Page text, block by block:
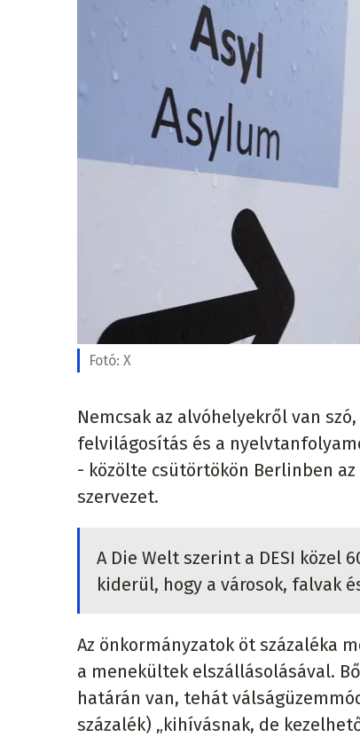
Fotó: X
Nemcsak az alvóhelyekről van
felvilágosítás és a
- közölte csütörtökön Berlinben
szervezet.
A Die Welt szerint a DESI
kiderül, hogy a városok, falvak
Az önkormányzatok öt százaléka
a menekültek elszállásolásával.
határán van, tehát
százalék) „kihívásnak, de